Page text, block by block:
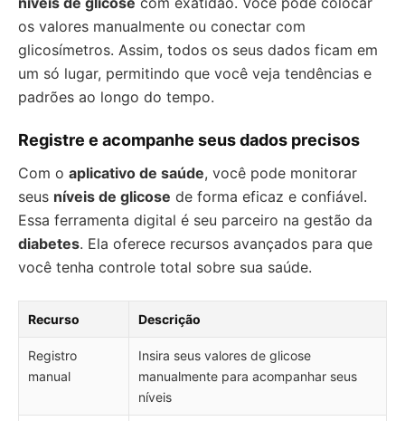
os valores manualmente ou conectar com
glicosímetros. Assim, todos os seus dados ficam em
um só lugar, permitindo que você veja tendências e
padrões ao longo do tempo.
Registre e acompanhe seus dados precisos
Com o aplicativo de saúde, você pode monitorar
seus níveis de glicose de forma eficaz e confiável.
Essa ferramenta digital é seu parceiro na gestão da
diabetes. Ela oferece recursos avançados para que
você tenha controle total sobre sua saúde.
Recurso Descrição
Registro
manual
Insira seus valores de glicose
manualmente para acompanhar seus
níveis